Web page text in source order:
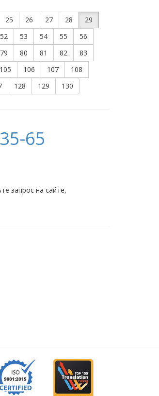
25 26 27 28
29
52 53 54 55
56
79 80 81 82
83
105 106 107
108
128 129 130
65
запрос на сайте,